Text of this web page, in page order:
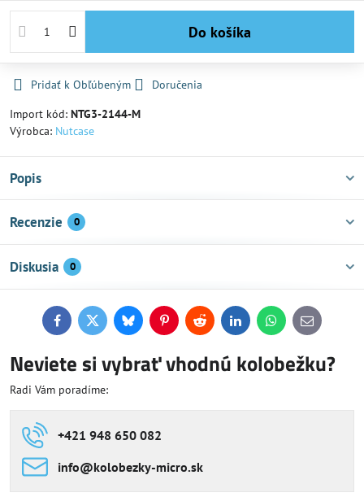
Do košíka
Pridať k Obľúbeným
Doručenia
Import kód: NTG3-2144-M
Výrobca: Nutcase
Popis
Recenzie 0
Diskusia 0
FacebookTwitterBlueskyPinterestReddit LinkedInWhatsApp
E-
mail
Neviete si vybrať vhodnú kolobežku?
Radi Vám poradíme:
+421 948 650 082
info​@kolobezky-micro​.sk